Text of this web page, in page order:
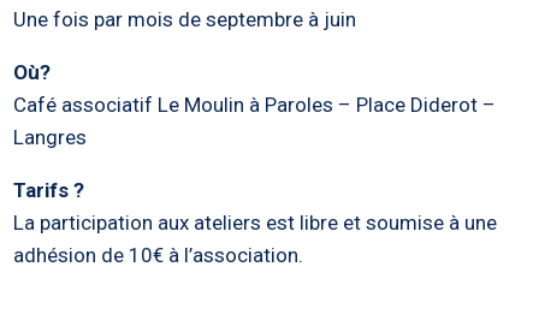
Une fois par mois de septembre à juin
Où?
Café associatif Le Moulin à Paroles – Place Diderot –
Langres
Tarifs ?
La participation aux ateliers est libre et soumise à une
adhésion de 10€ à l’association.